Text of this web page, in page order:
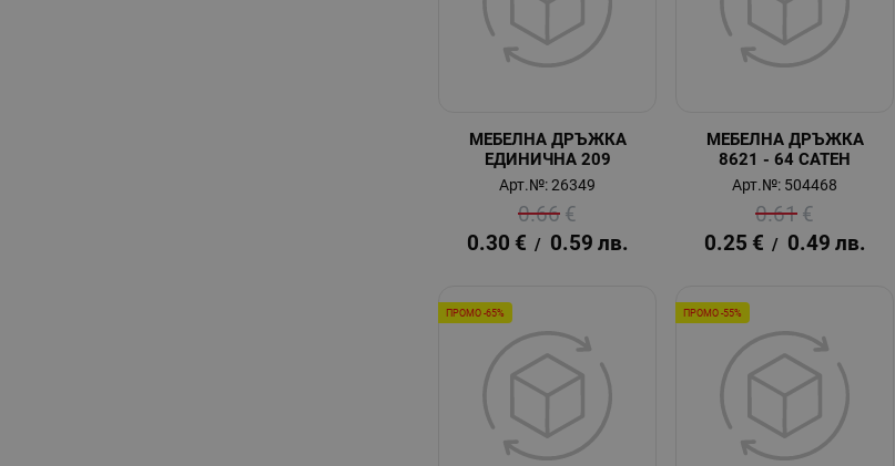
МЕБЕЛНА ДРЪЖКА
ЕДИНИЧНА 209
Арт.№: 26349
0.66 €
0.30 € / 0.59 лв.
МЕБЕЛНА ДРЪЖКА
8621 - 64 САТЕН
Арт.№: 504468
0.61 €
0.25 € / 0.49 лв.
ПРОМО -65% ПРОМО -55%